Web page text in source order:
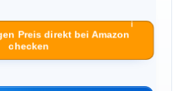
Preis direkt bei Amazon
checken
ℹ︎